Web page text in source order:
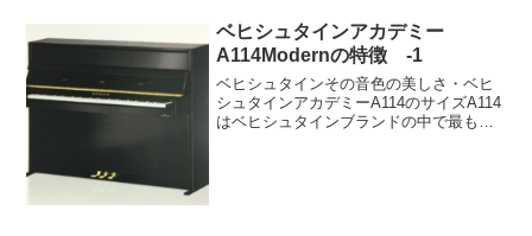
ベヒシュタインアカデミー
A114Modernの特徴 -1
ベヒシュタインその音色の美しさ・ベヒ
シュタインアカデミーA114のサイズA114
はベヒシュタインブランドの中で最もコ